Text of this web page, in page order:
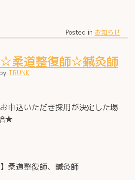
Posted in お知らせ
☆柔道整復師☆鍼灸師
by TRUNK
申込いただき採用が決定した場
★
柔道整復師、鍼灸師